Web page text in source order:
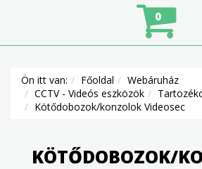
0
Ön itt van: Főoldal
Webáruház
CCTV - Videós eszközök
Kötődobozok/konzolok Videosec
KÖTŐDOBOZOK/